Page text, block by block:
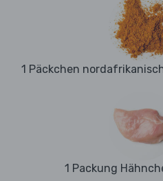
1 Päckchen
1 Packung